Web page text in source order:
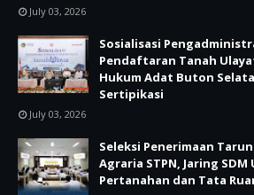
July 03, 2026
Sosialisasi
Pendaftaran Tanah
Hukum Adat Buton
Sertipikasi
July 03, 2026
Seleksi Penerimaan
Agraria STPN, Jaring
Pertanahan dan Tata